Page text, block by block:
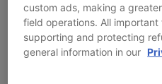
novembre 6, 2019
Le Cheikh Abdallah Ben
custom ads, making a
field operations. All important
supporting and protecting
general information in our